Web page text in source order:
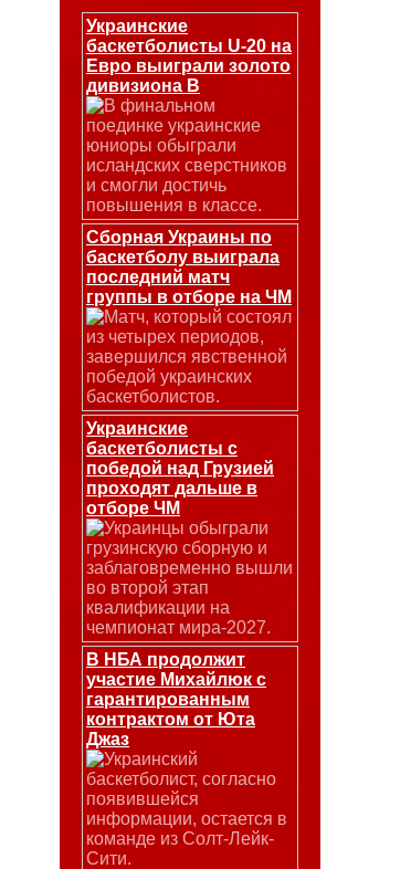
Украинские
баскетболисты U-20 на
Евро выиграли золото
дивизиона В
В финальном
поединке украинские
юниоры обыграли
исландских сверстников
и смогли достичь
повышения в классе.
Сборная Украины по
баскетболу выиграла
последний матч
группы в отборе на ЧМ
Матч, который состоял
из четырех периодов,
завершился явственной
победой украинских
баскетболистов.
Украинские
баскетболисты с
победой над Грузией
проходят дальше в
отборе ЧМ
Украинцы обыграли
грузинскую сборную и
заблаговременно вышли
во второй этап
квалификации на
чемпионат мира-2027.
В НБА продолжит
участие Михайлюк с
гарантированным
контрактом от Юта
Джаз
Украинский
баскетболист, согласно
появившейся
информации, остается в
команде из Солт-Лейк-
Сити.